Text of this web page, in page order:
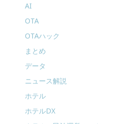
AI
OTA
OTAハック
まとめ
データ
ニュース解説
ホテル
ホテルDX